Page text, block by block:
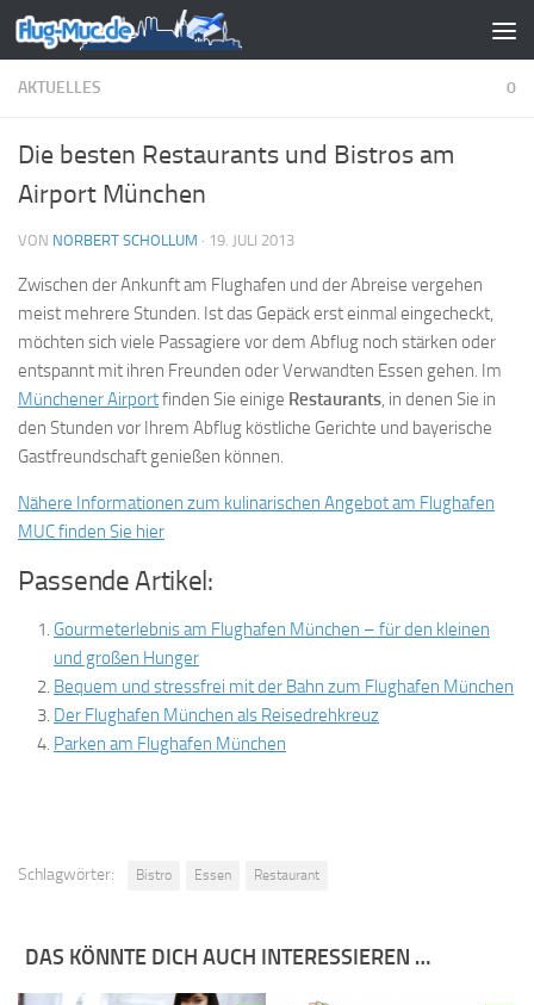
Zum Inhalt springen
AKTUELLES 0
Die besten Restaurants und Bistros am
Airport München
VON NORBERT SCHOLLUM · 19. JULI 2013
Zwischen der Ankunft am Flughafen und der Abreise vergehen
meist mehrere Stunden. Ist das Gepäck erst einmal eingecheckt,
möchten sich viele Passagiere vor dem Abflug noch stärken oder
entspannt mit ihren Freunden oder Verwandten Essen gehen. Im
Münchener Airportfinden Sie einige Restaurants, in denen Sie in
den Stunden vor Ihrem Abflug köstliche Gerichte und bayerische
Gastfreundschaft genießen können.
Nähere Informationen zum kulinarischen Angebot am Flughafen
MUC finden Sie hier
Passende Artikel:
Gourmeterlebnis am Flughafen München – für den kleinen
und großen Hunger
Bequem und stressfrei mit der Bahn zum Flughafen München
Der Flughafen München als Reisedrehkreuz
Parken am Flughafen München
Schlagwörter: Bistro Essen Restaurant
DAS KÖNNTE DICH AUCH INTERESSIEREN …